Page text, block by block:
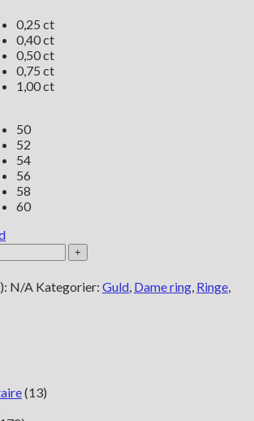
0,25 ct
0,40 ct
0,50 ct
0,75 ct
1,00 ct
50
52
54
56
58
60
N/A Kategorier: Guld, Dame ring, Ringe,
(13)